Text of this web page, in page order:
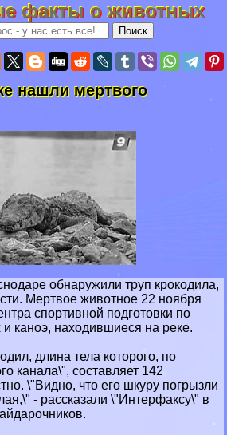
факты о животных
нашли мертвого
обнаружили труп крокодила,
Мертвое животное 22 ноября
спортивной подготовки по
и каноэ, находившиеся на реке.
длина тела которого, по
канала\", составляет 142
\"Видно, что его шкуру погрызли
- рассказали \"Интерфаксу\" в